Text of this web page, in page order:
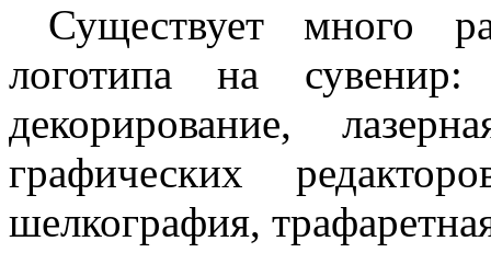
Существует много
логотипа на сувенир:
декорирование,
графических
шелкография,